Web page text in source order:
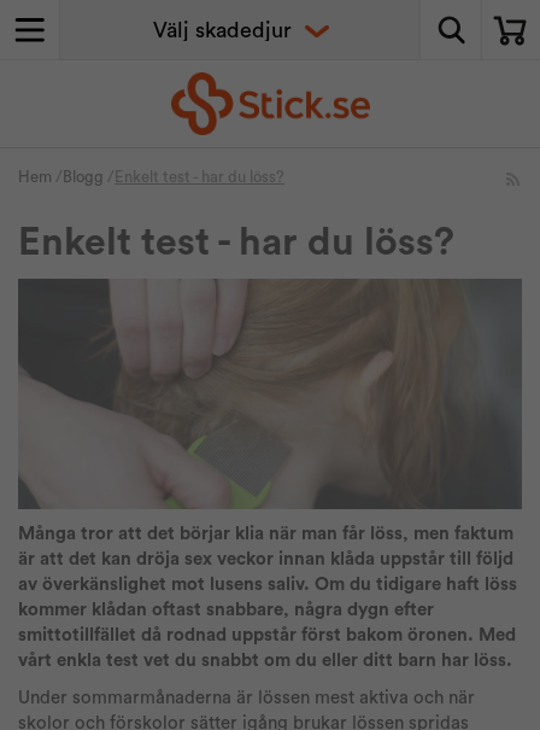
Hem / Blogg / Enkelt test - har du löss?
Enkelt test - har du löss?
Många tror att det börjar klia när man får löss, men faktum
är att det kan dröja sex veckor innan klåda uppstår till följd
av överkänslighet mot lusens saliv. Om du tidigare haft löss
kommer klådan oftast snabbare, några dygn efter
smittotillfället då rodnad uppstår först bakom öronen. Med
vårt enkla test vet du snabbt om du eller ditt barn har löss.
Under sommarmånaderna är lössen mest aktiva och när
skolor och förskolor sätter igång brukar lössen spridas